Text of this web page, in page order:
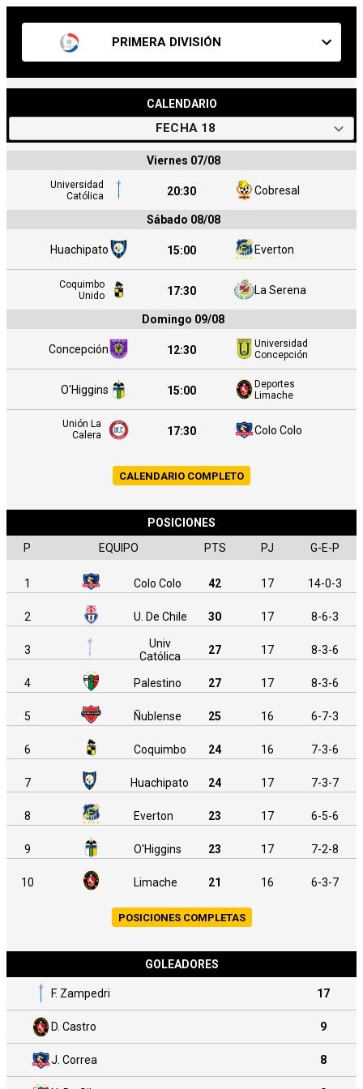
PRIMERA DIVISIÓN
CALENDARIO
FECHA 18
Viernes 07/08
Universidad
Católica
20:30 Cobresal
Sábado 08/08
Huachipato 15:00 Everton
Coquimbo
Unido
17:30 La Serena
Domingo 09/08
Concepción 12:30
Universidad
Concepción
O'Higgins 15:00
Deportes
Limache
Unión La
Calera
17:30 Colo Colo
CALENDARIO COMPLETO
POSICIONES
P
EQUIPO PTS PJ G-E-P
1 Colo Colo 42 17 14-0-3
2 U. De Chile 30 17 8-6-3
3
Univ
Católica
27 17 8-3-6
4 Palestino 27 17 8-3-6
5 Ñublense 25 16 6-7-3
6 Coquimbo 24 16 7-3-6
7 Huachipato 24 17 7-3-7
8 Everton 23 17 6-5-6
9 O'Higgins 23 17 7-2-8
10 Limache 21 16 6-3-7
POSICIONES COMPLETAS
GOLEADORES
F. Zampedri 17
D. Castro 9
J. Correa 8